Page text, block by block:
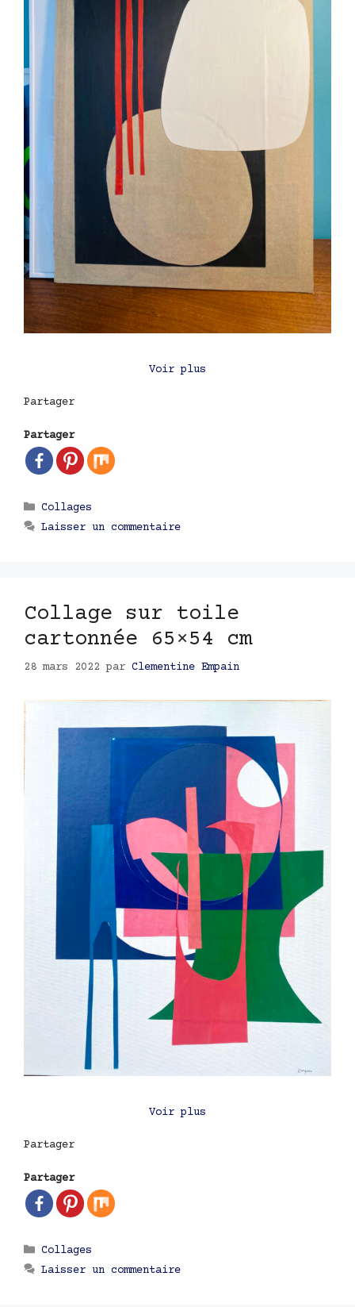
Voir plus
Partager
Partager
Catégories
Collages
Laisser un commentaire
Collage sur toile
cartonnée 65×54 cm
28 mars 2022 par Clementine Empain
Voir plus
Partager
Partager
Catégories
Collages
Laisser un commentaire